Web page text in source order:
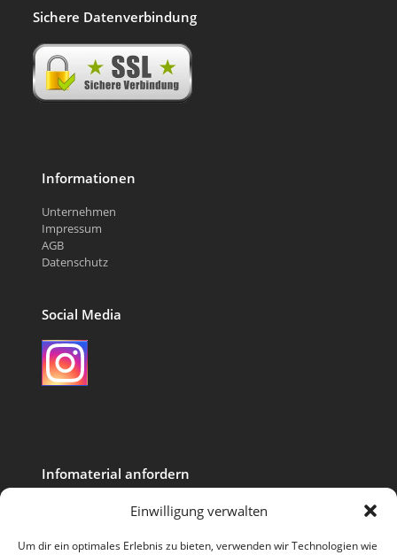
Einwilligung verwalten
Um dir ein optimales Erlebnis zu bieten, verwenden wir Technologien wie
Sichere Datenverbindung
Informationen
Unternehmen
Impressum
AGB
Datenschutz
Social Media
Instagram
Infomaterial anfordern
Ihr Name (Pflichtfeld)